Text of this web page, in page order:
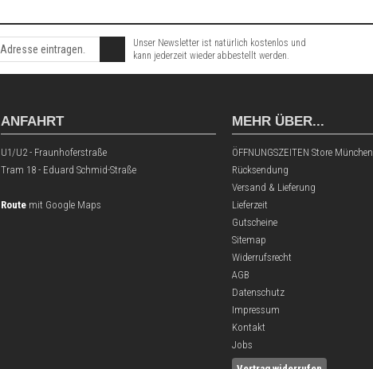
Unser Newsletter ist natürlich kostenlos und
kann jederzeit wieder abbestellt werden.
ANFAHRT
U1/U2 - Fraunhoferstraße
Tram 18 - Eduard Schmid-Straße
Route mit Google Maps
MEHR ÜBER...
ÖFFNUNGSZEITEN Store München
Rücksendung
Versand & Lieferung
Lieferzeit
Gutscheine
Sitemap
Widerrufsrecht
AGB
Datenschutz
Impressum
Kontakt
Jobs